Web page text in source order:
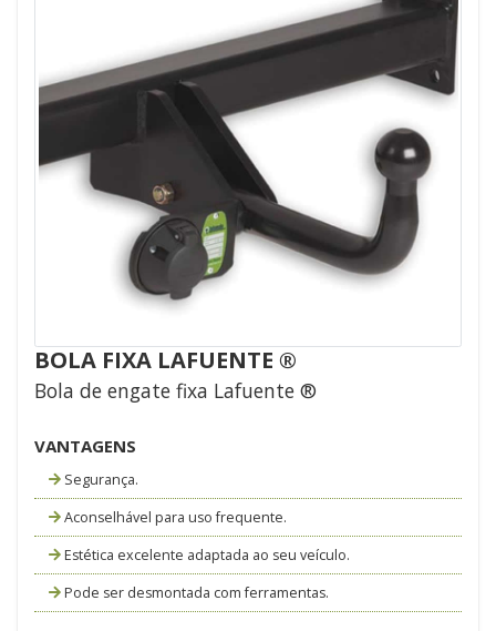
BOLA FIXA LAFUENTE ®
Bola de engate fixa Lafuente ®
VANTAGENS
Segurança.
Aconselhável para uso frequente.
Estética excelente adaptada ao seu veículo.
Pode ser desmontada com ferramentas.